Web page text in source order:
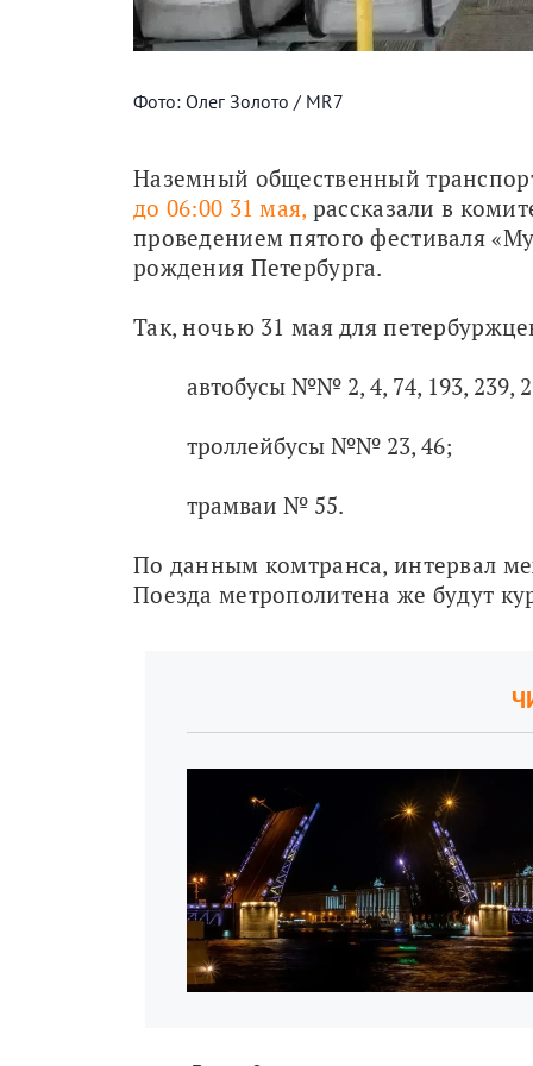
Фото: Олег Золото / MR7
Наземный общественный
до 06:00 31 мая, рассказали в
проведением пятого фестиваля
рождения Петербурга.
Так, ночью 31 мая для
автобусы №№ 2, 4, 74, 193, 239,
троллейбусы №№ 23, 46;
трамваи № 55.
По данным комтранса, интервал
Поезда метрополитена же будут